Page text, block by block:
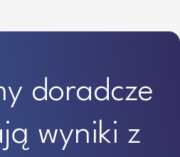
doradcze
wyniki z